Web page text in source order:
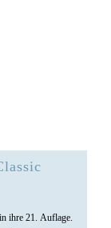
ihre 21. Auflage.